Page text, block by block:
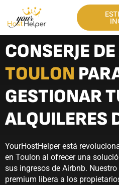
CONSERJE
TOULON
GESTIONAR
ALQUILERES
YourHostHelper está
en Toulon al ofrecer una
sus ingresos de Airbnb.
premium libera a los